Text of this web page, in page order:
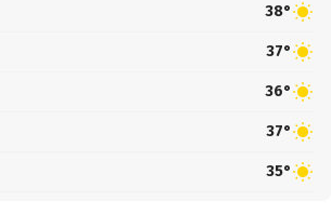
38°
37°
36°
37°
35°